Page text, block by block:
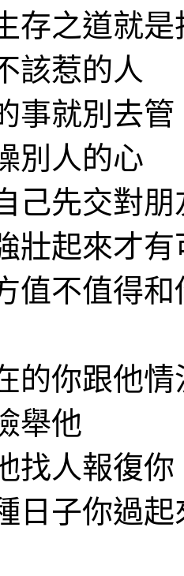
存之道就
該惹的人
事就別去管
別人的心
己先交對朋
壯起來才
值不值得
的你跟他
舉他
找人報復你
日子你過